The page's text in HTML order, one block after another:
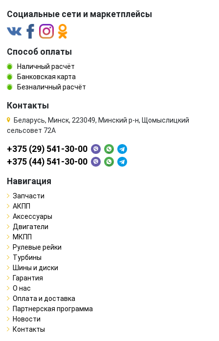
Социальные сети и маркетплейсы
Способ оплаты
Наличный расчёт
Банковская карта
Безналичный расчёт
Контакты
Беларусь, Минск, 223049, Минский р-н, Щомыслицкий
сельсовет 72А
+375 (29) 541-30-00
+375 (44) 541-30-00
Навигация
Запчасти
АКПП
Аксессуары
Двигатели
МКПП
Рулевые рейки
Турбины
Шины и диски
Гарантия
О нас
Оплата и доставка
Партнерская программа
Новости
Контакты